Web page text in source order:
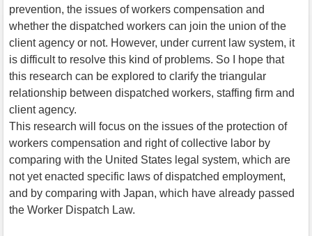
prevention, the issues of workers compensation and
whether the dispatched workers can join the union of the
client agency or not. However, under current law system, it
is difficult to resolve this kind of problems. So I hope that
this research can be explored to clarify the triangular
relationship between dispatched workers, staffing firm and
client agency.
This research will focus on the issues of the protection of
workers compensation and right of collective labor by
comparing with the United States legal system, which are
not yet enacted specific laws of dispatched employment,
and by comparing with Japan, which have already passed
the Worker Dispatch Law.